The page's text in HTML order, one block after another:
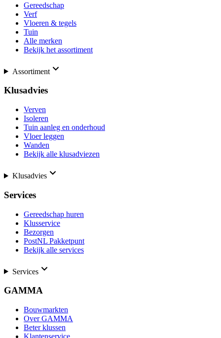
Gereedschap
Verf
Vloeren & tegels
Tuin
Alle merken
Bekijk het assortiment
Assortiment
Klusadvies
Verven
Isoleren
Tuin aanleg en onderhoud
Vloer leggen
Wanden
Bekijk alle klusadviezen
Klusadvies
Services
Gereedschap huren
Klusservice
Bezorgen
PostNL Pakketpunt
Bekijk alle services
Services
GAMMA
Bouwmarkten
Over GAMMA
Beter klussen
Klantenservice